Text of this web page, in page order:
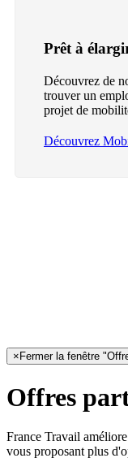
Prêt à
Découvrez de
trouver un
projet de
Découvrez
× Fermer la fenêtre
Offres
France Travail
vous proposant plus